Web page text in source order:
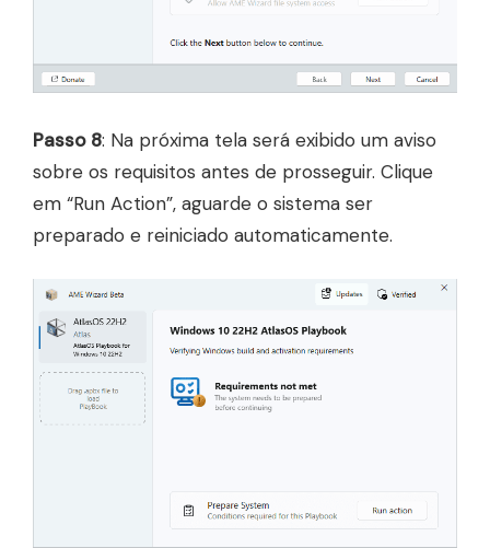
Passo 8: Na próxima tela será exibido um aviso
sobre os requisitos antes de prosseguir. Clique
em “Run Action”, aguarde o sistema ser
preparado e reiniciado automaticamente.